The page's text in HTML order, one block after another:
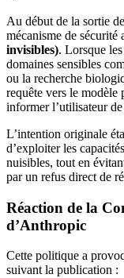
Au début de la sortie
mécanisme de sécurité
invisibles). Lorsque
domaines sensibles
ou la recherche
requête vers le modèle
informer l’utilisateur
L’intention originale
d’exploiter les
nuisibles, tout en
par un refus direct de
Réaction de la
d’Anthropic
Cette politique a
suivant la publication :